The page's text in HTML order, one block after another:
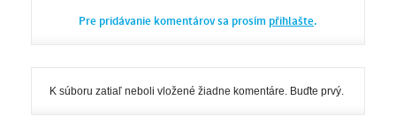
Pre pridávanie komentárov sa prosím přihlašte.
K súboru zatiaľ neboli vložené žiadne komentáre. Buďte prvý.